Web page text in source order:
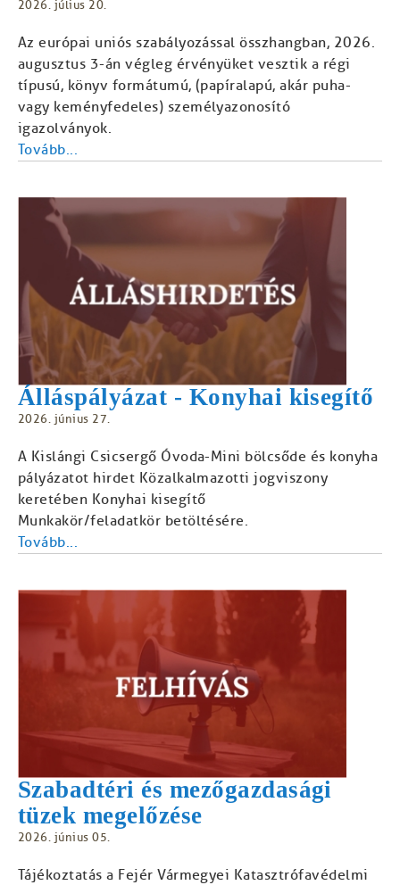
2026. július 20.
Az európai uniós szabályozással összhangban, 2026.
augusztus 3-án végleg érvényüket vesztik a régi
típusú, könyv formátumú, (papíralapú, akár puha-
vagy keményfedeles) személyazonosító
igazolványok.
Tovább...
Álláspályázat - Konyhai kisegítő
2026. június 27.
A Kislángi Csicsergő Óvoda-Mini bölcsőde és konyha
pályázatot hirdet Közalkalmazotti jogviszony
keretében Konyhai kisegítő
Munkakör/feladatkör betöltésére.
Tovább...
Szabadtéri és mezőgazdasági
tüzek megelőzése
2026. június 05.
Tájékoztatás a Fejér Vármegyei Katasztrófavédelmi